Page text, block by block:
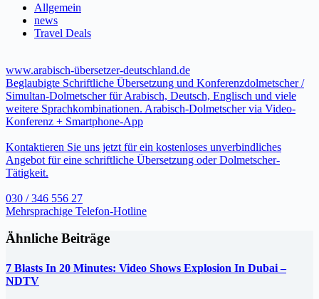
Allgemein
news
Travel Deals
www.arabisch-übersetzer-deutschland.de
Beglaubigte Schriftliche Übersetzung und Konferenzdolmetscher /
Simultan-Dolmetscher für Arabisch, Deutsch, Englisch und viele
weitere Sprachkombinationen. Arabisch-Dolmetscher via Video-
Konferenz + Smartphone-App
Kontaktieren Sie uns jetzt für ein kostenloses unverbindliches
Angebot für eine schriftliche Übersetzung oder Dolmetscher-
Tätigkeit.
030 / 346 556 27
Mehrsprachige Telefon-Hotline
Ähnliche Beiträge
7 Blasts In 20 Minutes: Video Shows Explosion In Dubai –
NDTV